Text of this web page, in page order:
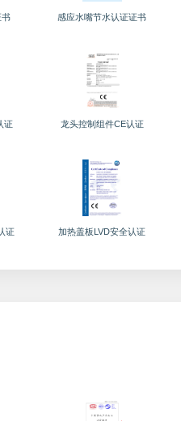
书 感应水嘴节水认证证书
证 龙头控制组件CE认证
证 加热盖板LVD安全认证